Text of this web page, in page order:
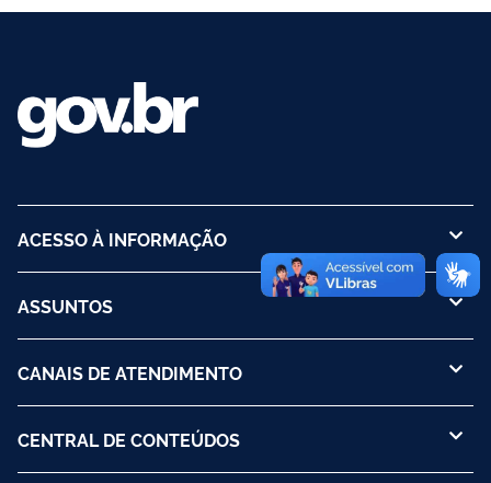
ACESSO À INFORMAÇÃO
ASSUNTOS
CANAIS DE ATENDIMENTO
CENTRAL DE CONTEÚDOS